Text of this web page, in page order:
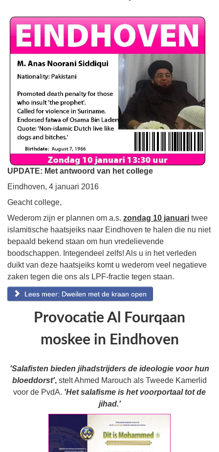
UPDATE: Met antwoord van het college
Eindhoven, 4 januari 2016
Geacht college,
Wederom zijn er plannen om a.s. zondag 10 januari twee
islamitische haatsjeiks naar Eindhoven te halen die nu niet
bepaald bekend staan om hun vredelievende
boodschappen. Integendeel zelfs! Als u in het verleden
duikt van deze haatsjeiks komt u wederom veel negatieve
zaken tegen die ons als LPF-fractie tegen staan.
Lees meer: Dweilen met de kraan open
Provocatie Al Fourqaan
moskee in Eindhoven
'Salafisten bieden jihadstrijders de ideologie voor hun
bloeddorst', stelt Ahmed Marouch als Tweede Kamerlid
voor de PvdA. 'Het salafisme is het voorportaal tot de
jihad.'